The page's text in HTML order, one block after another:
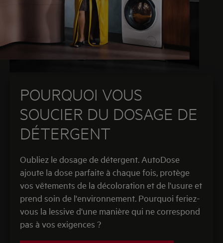
POURQUOI VOUS
SOUCIER DU DOSAGE DE
DÉTERGENT
Oubliez le dosage de détergent. AutoDose
ajoute la dose parfaite à chaque fois, protège
vos vêtements de la décoloration et de l'usure et
prend soin de l'environnement. Pourquoi feriez-
vous la lessive d'une manière qui ne correspond
pas à vos exigences ?